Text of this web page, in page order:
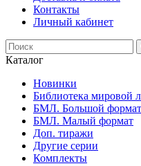
Контакты
Личный кабинет
Каталог
Новинки
Библиотека мировой
БМЛ. Большой формат
БМЛ. Малый формат
Доп. тиражи
Другие серии
Комплекты